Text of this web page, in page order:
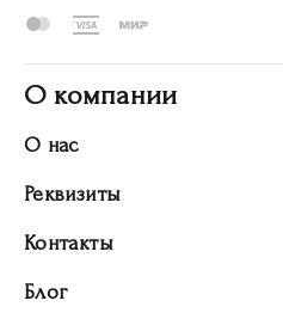
О компании
О нас
Реквизиты
Контакты
Блог